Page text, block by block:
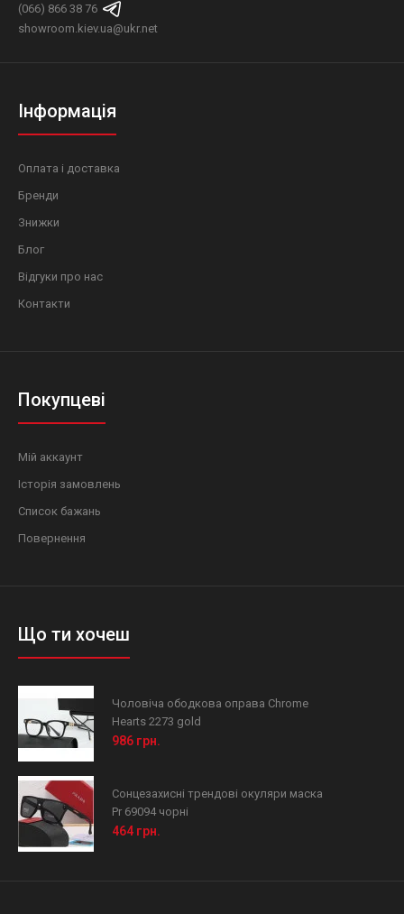
(066) 866 38 76
showroom.kiev.ua@ukr.net
Інформація
Оплата і доставка
Бренди
Знижки
Блог
Відгуки про нас
Контакти
Покупцеві
Мій аккаунт
Історія замовлень
Список бажань
Повернення
Що ти хочеш
Чоловіча ободкова оправа Chrome
Hearts 2273 gold
986 грн.
Сонцезахисні трендові окуляри маска
Pr 69094 чорні
464 грн.